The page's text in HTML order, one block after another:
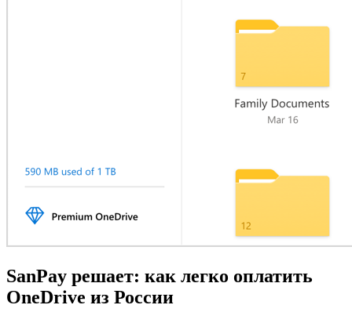
SanPay решает: как легко оплатить
OneDrive из России